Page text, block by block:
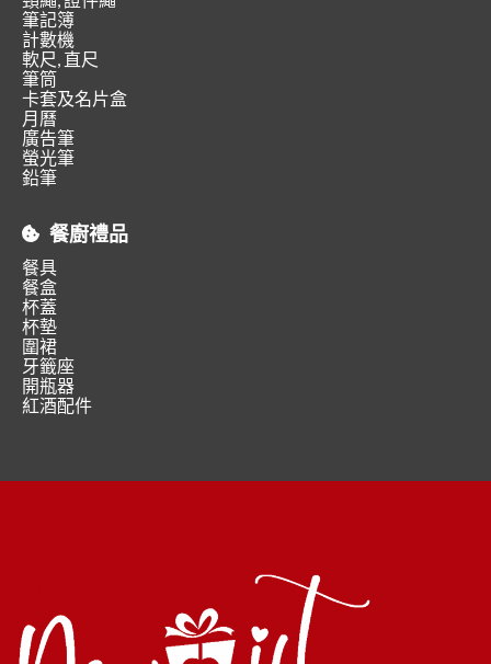
筆記簿
計數機
軟尺, 直尺
筆筒
卡套及名片盒
月曆
廣告筆
螢光筆
鉛筆
餐廚禮品
餐具
餐盒
杯蓋
杯墊
圍裙
牙籤座
開瓶器
紅酒配件